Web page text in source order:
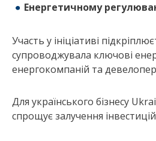
Енергетичному
Участь у ініціативі
супроводжувала ключові
енергокомпаній та
Для українського бізнесу
спрощує залучення